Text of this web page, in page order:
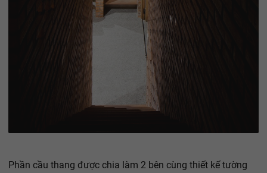
Phần cầu thang được chia làm 2 bên cùng thiết kế tường